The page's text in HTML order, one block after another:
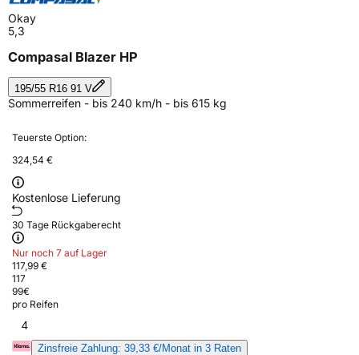
Okay
5,3
Compasal Blazer HP
195/55 R16 91 V
Sommerreifen - bis 240 km/h - bis 615 kg
Teuerste Option:
324,54 €
Kostenlose Lieferung
30 Tage Rückgaberecht
Nur noch 7 auf Lager
117,99 €
117
99€
pro Reifen
4
Zinsfreie Zahlung: 39,33 €/Monat in 3 Raten